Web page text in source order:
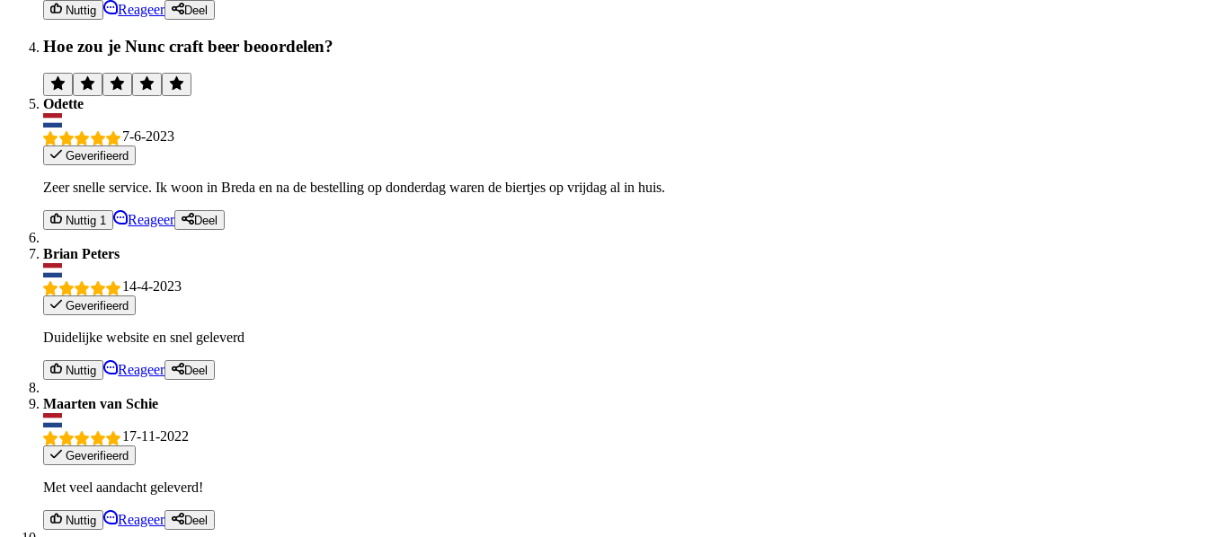
Nuttig Reageer Deel
Hoe zou je Nunc craft beer beoordelen?
Odette
7-6-2023
Geverifieerd
Zeer snelle service. Ik woon in Breda en na de bestelling op donderdag waren de biertjes op vrijdag al in huis.
Nuttig 1 Reageer Deel
Brian Peters
14-4-2023
Geverifieerd
Duidelijke website en snel geleverd
Nuttig Reageer Deel
Maarten van Schie
17-11-2022
Geverifieerd
Met veel aandacht geleverd!
Nuttig Reageer Deel